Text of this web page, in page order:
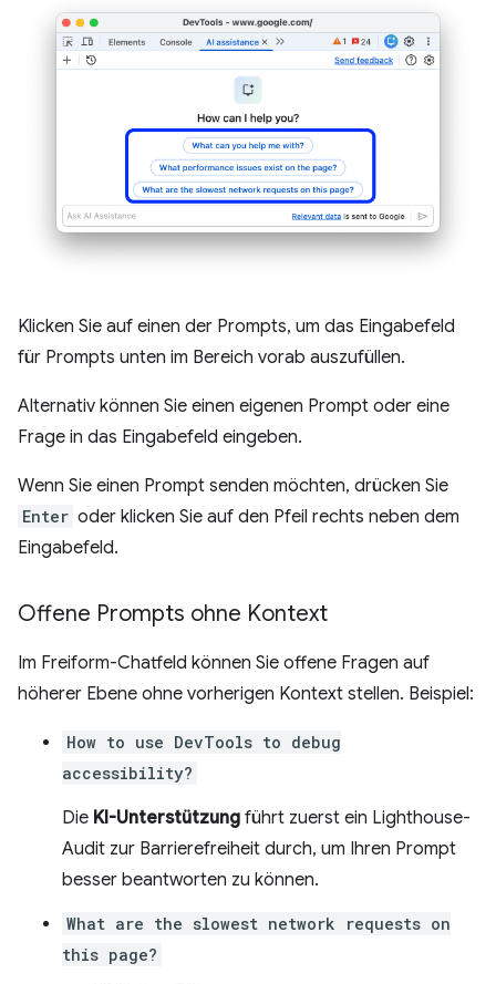
Klicken Sie auf einen der Prompts, um das Eingabefeld
für Prompts unten im Bereich vorab auszufüllen.
Alternativ können Sie einen eigenen Prompt oder eine
Frage in das Eingabefeld eingeben.
Wenn Sie einen Prompt senden möchten, drücken Sie
Enter oder klicken Sie auf den Pfeil rechts neben dem
Eingabefeld.
Offene Prompts ohne Kontext
Im Freiform-Chatfeld können Sie offene Fragen auf
höherer Ebene ohne vorherigen Kontext stellen. Beispiel:
How to use DevTools to debug
accessibility?
Die KI-Unterstützung führt zuerst ein Lighthouse-
Audit zur Barrierefreiheit durch, um Ihren Prompt
besser beantworten zu können.
What are the slowest network requests on
this page?